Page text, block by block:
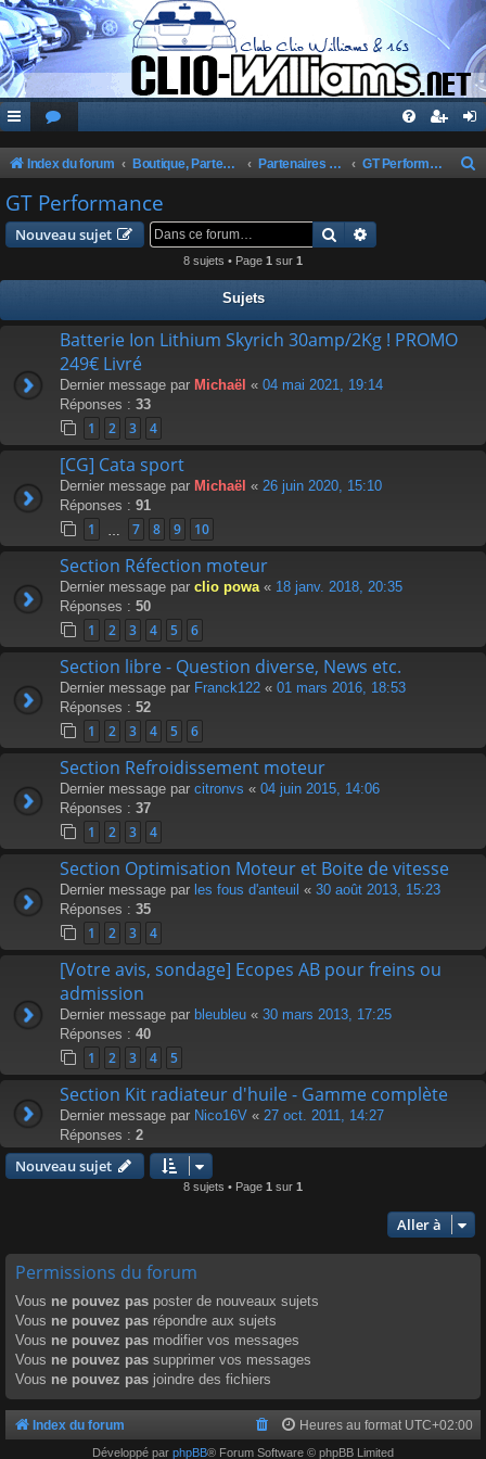
Index du forum Boutique, Partenaires, Petites Annonces, Commandes Groupées Partenaires du Club GT Performance
GT Performance
Nouveau sujet Rechercher
8 sujets • Page 1 sur 1
Sujets
Batterie Ion Lithium Skyrich 30amp/2Kg ! PROMO
249€ Livré
Dernier message par Michaël « 04 mai 2021, 19:14
Réponses : 33
1 2 3 4
[CG] Cata sport
Dernier message par Michaël « 26 juin 2020, 15:10
Réponses : 91
1 7 8 9 10
Section Réfection moteur
Dernier message par clio powa « 18 janv. 2018, 20:35
Réponses : 50
1 2 3 4 5 6
Section libre - Question diverse, News etc.
Dernier message par Franck122 « 01 mars 2016, 18:53
Réponses : 52
1 2 3 4 5 6
Section Refroidissement moteur
Dernier message par citronvs « 04 juin 2015, 14:06
Réponses : 37
1 2 3 4
Section Optimisation Moteur et Boite de vitesse
Dernier message par les fous d'anteuil « 30 août 2013, 15:23
Réponses : 35
1 2 3 4
[Votre avis, sondage] Ecopes AB pour freins ou
admission
Dernier message par bleubleu « 30 mars 2013, 17:25
Réponses : 40
1 2 3 4 5
Section Kit radiateur d'huile - Gamme complète
Dernier message par Nico16V « 27 oct. 2011, 14:27
Réponses : 2
Nouveau sujet
8 sujets • Page 1 sur 1
Aller à
Permissions du forum
Vous ne pouvez pas poster de nouveaux sujets
Vous ne pouvez pas répondre aux sujets
Vous ne pouvez pas modifier vos messages
Vous ne pouvez pas supprimer vos messages
Vous ne pouvez pas joindre des fichiers
Index du forum Heures au format UTC+02:00
Développé par phpBB® Forum Software © phpBB Limited